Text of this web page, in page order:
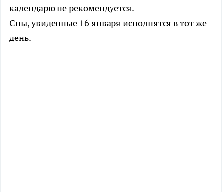
календарю не рекомендуется.
Сны, увиденные 16 января исполнятся в тот же
день.